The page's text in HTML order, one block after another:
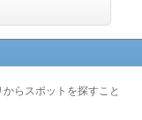
らスポットを探すこと